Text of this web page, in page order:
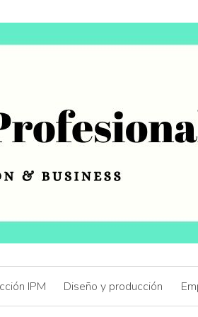
IPM Diseño y producción